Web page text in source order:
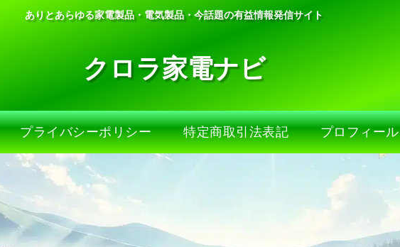
ありとあらゆる家電製品・電気製品・今話題の有益情報発信サイト
クロラ家電ナビ
プライバシーポリシー 特定商取引法表記 プロフィール